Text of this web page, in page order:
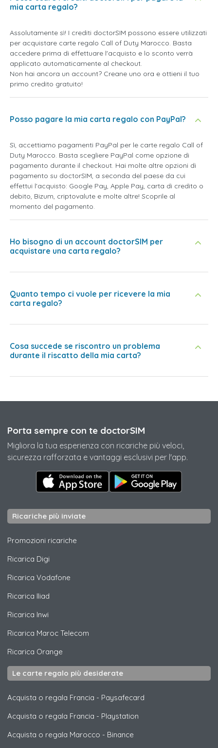
mia carta regalo?
Assolutamente sì! I crediti doctorSIM possono essere utilizzati
per acquistare carte regalo Call of Duty Marocco. Basta
accedere prima di effettuare l'acquisto e lo sconto verrà
applicato automaticamente al checkout.
Non hai ancora un account? Creane uno ora e ottieni il tuo
primo credito gratuito!
Posso pagare la mia carta regalo con PayPal?
Sì, accettiamo pagamenti PayPal per le carte regalo Call of
Duty Marocco. Basta scegliere PayPal come opzione di
pagamento durante il checkout. Hai molte altre opzioni di
pagamento su doctorSIM, a seconda del paese da cui
effettui l'acquisto: Google Pay, Apple Pay, carta di credito o
debito, Bizum, criptovalute e molte altre! Scoprile al
momento del pagamento.
Ho bisogno di un account doctorSIM per
acquistare una carta regalo?
Quanto tempo ci vuole per ricevere la mia
carta regalo?
Cosa succede se riscontro un problema
durante il riscatto della mia carta?
Porta sempre con te doctorSIM
Migliora la tua esperienza con ricariche più veloci,
sicurezza rafforzata e vantaggi esclusivi per l'app.
Ricariche più inviate
Promozioni ricariche
Ricarica Digi
Ricarica Vodafone
Ricarica Iliad
Ricarica Inwi
Ricarica Maroc Telecom
Ricarica Orange
Le carte regalo più desiderate
Acquista o regala Francia - Paysafecard
Acquista o regala Francia - Playstation
Acquista o regala Marocco - Binance